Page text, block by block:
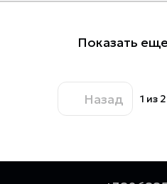
Показать
Назад 1 из 2